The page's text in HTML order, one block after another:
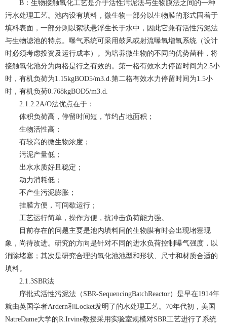
B：生物接触氧化工艺是介于活性污泥法与生物膜法之间的一种
污水处理工艺。池内设有填料，微生物一部分以生物膜的形式固着于
填料表面，一部分则以絮状悬浮生长于水中，因此它兼有活性污泥法
与生物滤池的特点。曝气系统可采用鼓风或射流曝氧增氧系统（设计
时必须考虑投资及运行成本）。为培养微生物的不同的优势菌种，将
接触氧化池分为两格是行之有效的。第一格有效水力停留时间为2.5小
时，有机负荷为1.15kgBOD5/m3.d.第二格有效水力停留时间为1.5小
时，有机负荷0.768kgBOD5/m3.d.
2.1.2.2A/O法优点在于：
体积负荷高，停留时间短，节约占地面积；
生物活性高；
有较高的微生物浓度；
污泥产量低；
出水水质好且稳定；
动力消耗低；
不产生污泥膨胀；
挂膜方便，可间歇运行；
工艺运行简单，操作方便，抗冲击负荷能力强。
目前存在的问题主要是池内填料间的生物膜有时会出现堵塞现
象，尚待改进。研究的方向是针对不同的进水负荷控制曝气强度，以
消除堵塞；其次是研究合理的氧化池池型和形状、尺寸和材质合适的
填料。
2.1.3SBR法
序批式活性污泥法（SBR-SequencingBatchReactor）是早在1914年
就由英国学者Ardern和Locket发明了的水处理工艺。70年代初，美国
NatreDame大学的R.Irvine教授采用实验室规模对SBR工艺进行了系统